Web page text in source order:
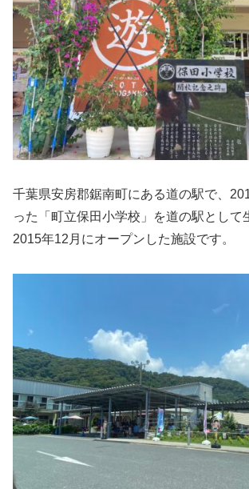
千葉県安房郡鋸南町にある道の駅で、
った「町立保田小学校」を道の駅として
2015年12月にオープンした施設です。